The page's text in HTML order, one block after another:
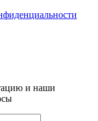
и наши